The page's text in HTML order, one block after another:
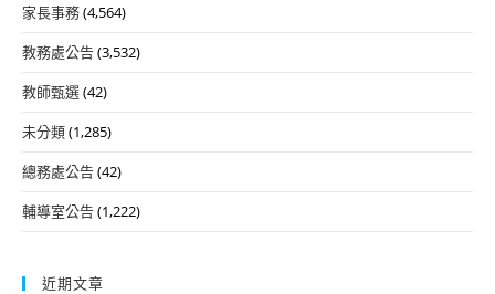
家長事務(4,564)
教務處公告(3,532)
教師甄選(42)
未分類(1,285)
總務處公告(42)
輔導室公告(1,222)
近期文章